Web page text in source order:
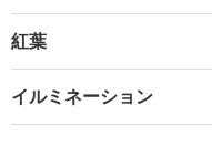
紅葉
イルミネーション